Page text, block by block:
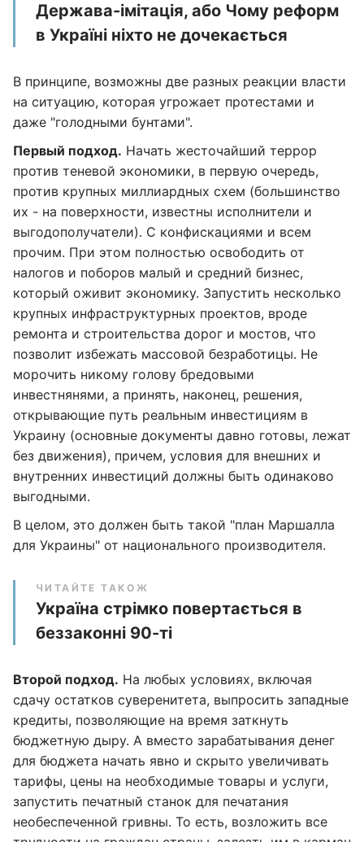
Держава-імітація, або Чому реформ
в Україні ніхто не дочекається
В принципе, возможны две разных реакции власти
на ситуацию, которая угрожает протестами и
даже "голодными бунтами".
Первый подход. Начать жесточайший террор
против теневой экономики, в первую очередь,
против крупных миллиардных схем (большинство
их - на поверхности, известны исполнители и
выгодополучатели). С конфискациями и всем
прочим. При этом полностью освободить от
налогов и поборов малый и средний бизнес,
который оживит экономику. Запустить несколько
крупных инфраструктурных проектов, вроде
ремонта и строительства дорог и мостов, что
позволит избежать массовой безработицы. Не
морочить никому голову бредовыми
инвестнянями, а принять, наконец, решения,
открывающие путь реальным инвестициям в
Украину (основные документы давно готовы, лежат
без движения), причем, условия для внешних и
внутренних инвестиций должны быть одинаково
выгодными.
В целом, это должен быть такой "план Маршалла
для Украины" от национального производителя.
ЧИТАЙТЕ ТАКОЖ
Україна стрімко повертається в
беззаконні 90-ті
Второй подход. На любых условиях, включая
сдачу остатков суверенитета, выпросить западные
кредиты, позволяющие на время заткнуть
бюджетную дыру. А вместо зарабатывания денег
для бюджета начать явно и скрыто увеличивать
тарифы, цены на необходимые товары и услуги,
запустить печатный станок для печатания
необеспеченной гривны. То есть, возложить все